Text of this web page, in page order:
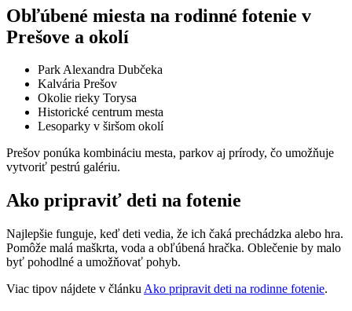
Obľúbené miesta na rodinné fotenie v
Prešove a okolí
Park Alexandra Dubčeka
Kalvária Prešov
Okolie rieky Torysa
Historické centrum mesta
Lesoparky v širšom okolí
Prešov ponúka kombináciu mesta, parkov aj prírody, čo umožňuje
vytvoriť pestrú galériu.
Ako pripraviť deti na fotenie
Najlepšie funguje, keď deti vedia, že ich čaká prechádzka alebo hra.
Pomôže malá maškrta, voda a obľúbená hračka. Oblečenie by malo
byť pohodlné a umožňovať pohyb.
Viac tipov nájdete v článku Ako pripravit deti na rodinne fotenie.